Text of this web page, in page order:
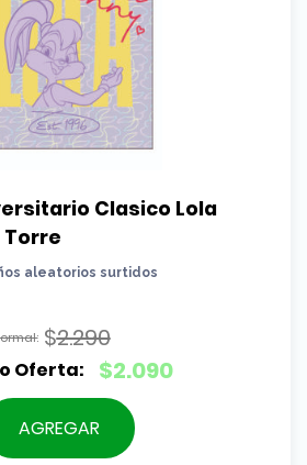
Clasico Lola
Torre
aleatorios surtidos
$2.290
El
precio
original
$2.090
El
precio
actual
AGREGAR